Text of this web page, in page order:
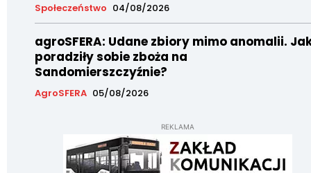
Społeczeństwo 04/08/2026
agroSFERA: Udane zbiory mimo anomalii.
poradziły sobie zboża na
Sandomierszczyźnie?
AgroSFERA 05/08/2026
REKLAMA